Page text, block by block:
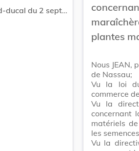
A78 Règlement grand-ducal du 2 septembre 1993 concernant la commercialisation des plantes maraîchères et des matériels de multiplication de plantes maraîchères autres que les semences.
plantes
Nous JEAN,
de Nassau;
Vu la loi
commerce
Vu la
concernant
matériels
les
Vu la